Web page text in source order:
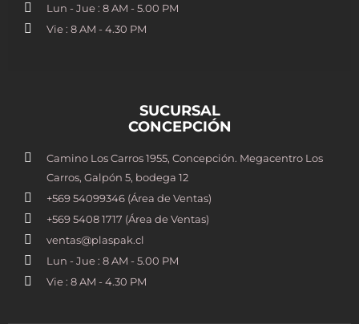
Lun - Jue : 8 AM - 5.00 PM
Vie : 8 AM - 4.30 PM
SUCURSAL
CONCEPCIÓN
Camino Los Carros 1955, Concepción. Megacentro Los
Carros, Galpón 5, bodega 12
+569 54099346 (Área de Ventas)
+569 5408 1717 (Área de Ventas)
ventas@plaspak.cl
Lun - Jue : 8 AM - 5.00 PM
Vie : 8 AM - 4.30 PM